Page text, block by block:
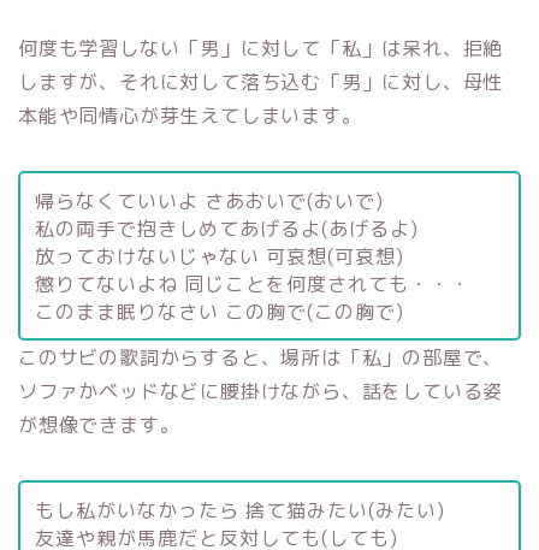
何度も学習しない「男」に対して「私」は呆れ、拒絶
しますが、それに対して落ち込む「男」に対し、母性
本能や同情心が芽生えてしまいます。
帰らなくていいよ さあおいで(おいで)
私の両手で抱きしめてあげるよ(あげるよ)
放っておけないじゃない 可哀想(可哀想)
懲りてないよね 同じことを何度されても・・・
このまま眠りなさい この胸で(この胸で)
このサビの歌詞からすると、場所は「私」の部屋で、
ソファかベッドなどに腰掛けながら、話をしている姿
が想像できます。
もし私がいなかったら 捨て猫みたい(みたい)
友達や親が馬鹿だと反対しても(しても)